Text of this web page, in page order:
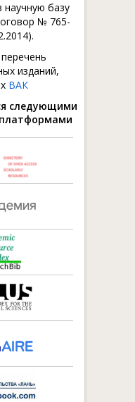
базу
№ 765-
изданий,
ВАК
следующими